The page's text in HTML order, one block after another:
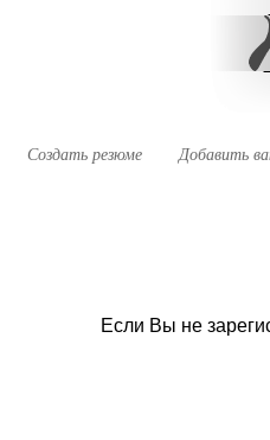
Создать резюме Добавить
Если Вы не